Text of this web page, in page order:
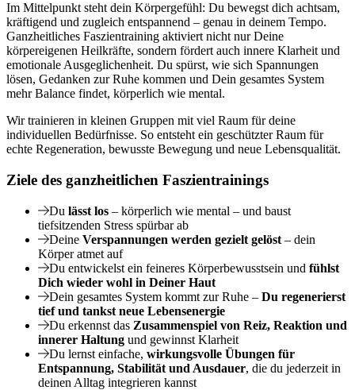
Im Mittelpunkt steht dein Körpergefühl: Du bewegst dich achtsam,
kräftigend und zugleich entspannend – genau in deinem Tempo.
Ganzheitliches Faszientraining aktiviert nicht nur Deine
körpereigenen Heilkräfte, sondern fördert auch innere Klarheit und
emotionale Ausgeglichenheit. Du spürst, wie sich Spannungen
lösen, Gedanken zur Ruhe kommen und Dein gesamtes System
mehr Balance findet, körperlich wie mental.
Wir trainieren in kleinen Gruppen mit viel Raum für deine
individuellen Bedürfnisse. So entsteht ein geschützter Raum für
echte Regeneration, bewusste Bewegung und neue Lebensqualität.
Ziele des ganzheitlichen Faszientrainings
Du lässt los – körperlich wie mental – und baust
tiefsitzenden Stress spürbar ab
Deine Verspannungen werden gezielt gelöst – dein
Körper atmet auf
Du entwickelst ein feineres Körperbewusstsein und fühlst
Dich wieder wohl in Deiner Haut
Dein gesamtes System kommt zur Ruhe – Du regenerierst
tief und tankst neue Lebensenergie
Du erkennst das Zusammenspiel von Reiz, Reaktion und
innerer Haltung und gewinnst Klarheit
Du lernst einfache, wirkungsvolle Übungen für
Entspannung, Stabilität und Ausdauer, die du jederzeit in
deinen Alltag integrieren kannst